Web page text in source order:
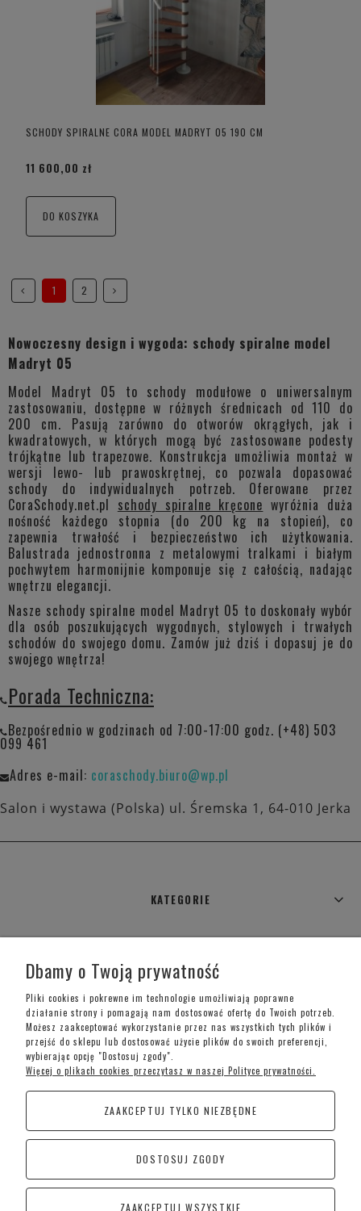
SCHODY SPIRALNE CORA MODEL MADRYT 05 190 CM
11 600,00 zł
DO KOSZYKA
1 2
Nowoczesny design i wygoda: schody spiralne model
Madryt 05
Model Madryt 05 to schody modułowe o uniwersalnym
zastosowaniu, dostępne w różnych średnicach od 110 do
200 cm. Pasują zarówno do otworów okrągłych, jak i
kwadratowych, w których mogą być zastosowane podesty
trójkątne lub trapezowe. Konstrukcja umożliwia montaż w
wersji lewo- lub prawoskrętnej, co pozwala dopasować
schody do indywidualnych potrzeb. Oferowane przez
CoraSchody.net.pl schody spiralne kręcone wyróżnia duża
nośność każdego stopnia (do 200 kg na stopień), co
zapewnia trwałość i bezpieczeństwo ich użytkowania.
Balustrada jednostronna z metalowymi tralkami i białym
pochwytem harmonijnie komponuje się z całością, nadając
wnętrzu elegancji.
Nasze schody spiralne model Madryt 05 to doskonały wybór
dla osób poszukujących wygodnych, stylowych i trwałych
schodów do swojego domu. Zamów już dziś i dopasuj je do
swojego wnętrza!
Porada Techniczna:
Bezpośrednio w godzinach od 7:00-17:00 godz. (+48) 503
099 461
Adres e-mail: coraschody.biuro@wp.pl
Salon i wystawa (Polska) ul. Śremska 1, 64-010 Jerka
KATEGORIE
MOJE KONTO
INFORMACJE O SKLEPIE
Telefon kontaktowy –+48 697 733 970
Poniedziałek-Piątek: 09:00 - 19:00,
Sobota: 09:00-15:00
CoraSchody – Schody | Poręcze i Balustrady
Kościan
Dbamy o Twoją prywatność
Pliki cookies i pokrewne im technologie umożliwiają poprawne
działanie strony i pomagają nam dostosować ofertę do Twoich potrzeb.
Możesz zaakceptować wykorzystanie przez nas wszystkich tych plików i
przejść do sklepu lub dostosować użycie plików do swoich preferencji,
wybierając opcję "Dostosuj zgody".
Więcej o plikach cookies przeczytasz w naszej Polityce prywatności.
ZAAKCEPTUJ TYLKO NIEZBĘDNE
DOSTOSUJ ZGODY
ZAAKCEPTUJ WSZYSTKIE